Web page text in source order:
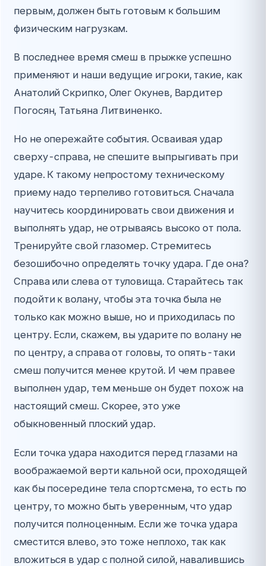
первым, должен быть готовым к большим
физическим нагрузкам.
В последнее время смеш в прыжке успешно
применяют и наши ведущие игроки, такие, как
Анатолий Скрипко, Олег Окунев, Вардитер
Погосян, Татьяна Литвиненко.
Но не опережайте события. Осваивая удар
сверху-справа, не спешите выпрыгивать при
ударе. К такому непростому техническому
приему надо терпеливо готовиться. Сначала
научитесь координировать свои движения и
выполнять удар, не отрываясь высоко от пола.
Тренируйте свой глазомер. Стремитесь
безошибочно определять точку удара. Где она?
Справа или слева от туловища. Старайтесь так
подойти к волану, чтобы эта точка была не
только как можно выше, но и приходилась по
центру. Если, скажем, вы ударите по волану не
по центру, а справа от головы, то опять-таки
смеш получится менее крутой. И чем правее
выполнен удар, тем меньше он будет похож на
настоящий смеш. Скорее, это уже
обыкновенный плоский удар.
Если точка удара находится перед глазами на
воображаемой верти кальной оси, проходящей
как бы посередине тела спортсмена, то есть по
центру, то можно быть уверенным, что удар
получится полноценным. Если же точка удара
сместится влево, это тоже неплохо, так как
вложиться в удар с полной силой, навалившись